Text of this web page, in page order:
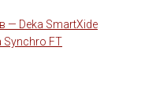
— Deka SmartXide
Synchro FT